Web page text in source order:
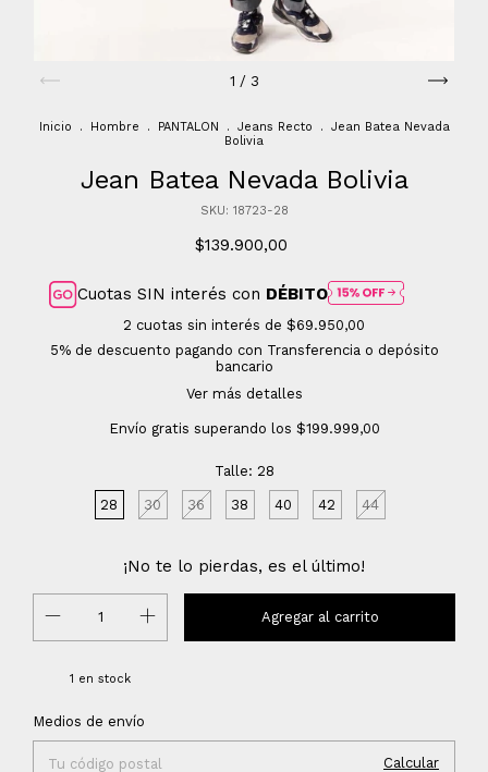
1 / 3
Inicio . Hombre . PANTALON . Jeans Recto .
Jean Batea Nevada
Bolivia
Jean Batea Nevada Bolivia
SKU: 18723-28
$139.900,00
Cuotas SIN interés con DÉBITO
2 cuotas sin interés de $69.950,00
5% de descuento pagando con Transferencia o depósito
bancario
Ver más detalles
Envío gratis superando los $199.999,00
Talle: 28
28 30 36 38 40 42 44
¡No te lo pierdas, es el último!
1 en stock
Entregas para el CP:
Medios de envío
Calcular